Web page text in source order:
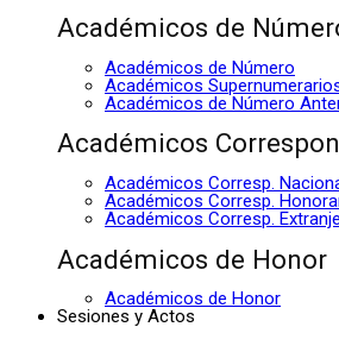
Académicos de
Académicos de Número
Académicos
Académicos de Número
Académicos
Académicos Corresp.
Académicos Corresp.
Académicos Corresp.
Académicos de Honor
Académicos de Honor
Sesiones y Actos